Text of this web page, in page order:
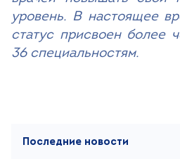
уровень. В настоящее
статус присвоен более
36 специальностям.
Последние новости